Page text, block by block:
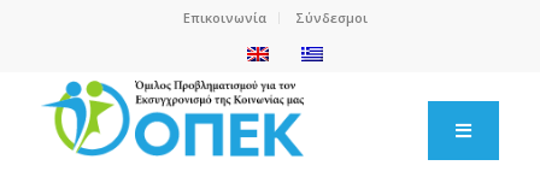
Επικοινωνία Σύνδεσμοι